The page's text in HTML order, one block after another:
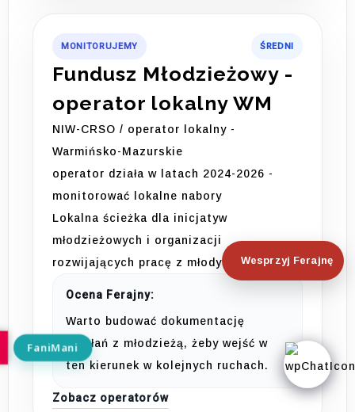
MONITORUJEMY ŚREDNI
Fundusz Młodzieżowy -
operator lokalny WM
NIW-CRSO / operator lokalny -
Warmińsko-Mazurskie
operator działa w latach 2024-2026 -
monitorować lokalne nabory
Lokalna ścieżka dla inicjatyw
młodzieżowych i organizacji
rozwijających pracę z młodymi ludźmi.
Ocena Ferajny:
Warto budować dokumentację
działań z młodzieżą, żeby wejść w
ten kierunek w kolejnych ruchach.
Zobacz operatorów
Wesprzyj Ferajnę